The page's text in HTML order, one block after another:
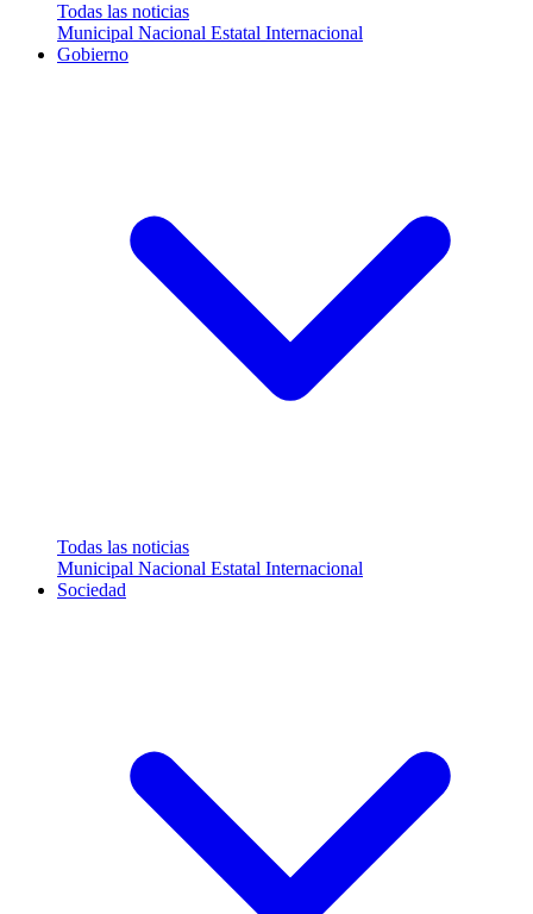
Todas las noticias
Municipal Nacional Estatal Internacional
Gobierno
Todas las noticias
Municipal Nacional Estatal Internacional
Sociedad